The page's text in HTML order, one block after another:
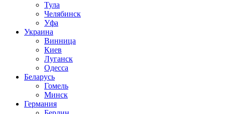
Тула
Челябинск
Уфа
Украина
Винница
Киев
Луганск
Одесса
Беларусь
Гомель
Минск
Германия